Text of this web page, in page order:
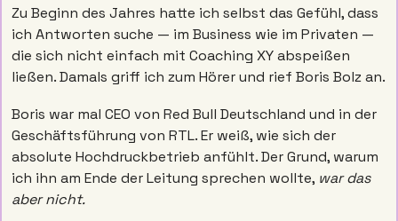
Zu Beginn des Jahres hatte ich selbst das Gefühl, dass
ich Antworten suche — im Business wie im Privaten —
die sich nicht einfach mit Coaching XY abspeißen
Boris war mal CEO von Red Bull Deutschland und in der
Geschäftsführung von RTL. Er weiß, wie sich der
absolute Hochdruckbetrieb anfühlt. Der Grund, warum
ich ihn am Ende der Leitung sprechen wollte, war das
aber nicht.